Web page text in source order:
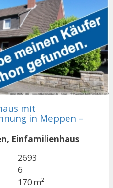
mit
in Meppen –
Einfamilienhaus
2693
6
170 m²